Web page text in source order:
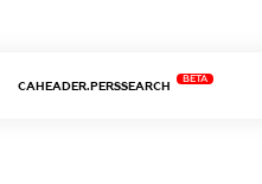
CAHEADER.PERSSEARCH
BETA